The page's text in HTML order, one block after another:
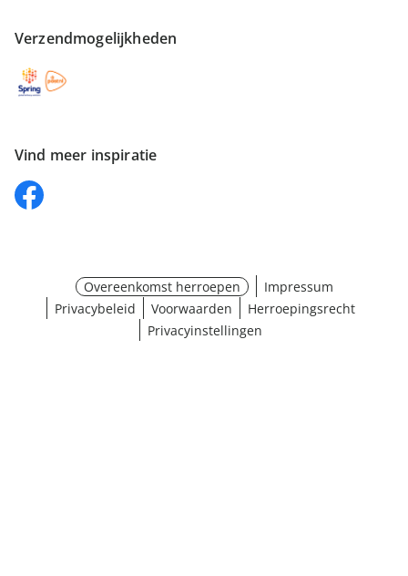
Verzendmogelijkheden
Vind meer inspiratie
Overeenkomst herroepen
Impressum
Privacybeleid
Voorwaarden
Herroepingsrecht
Privacyinstellingen